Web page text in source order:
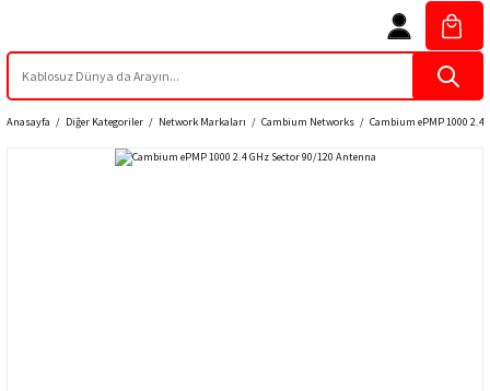
Anasayfa Diğer Kategoriler Network Markaları Cambium Networks Cambium ePMP 1000 2.4